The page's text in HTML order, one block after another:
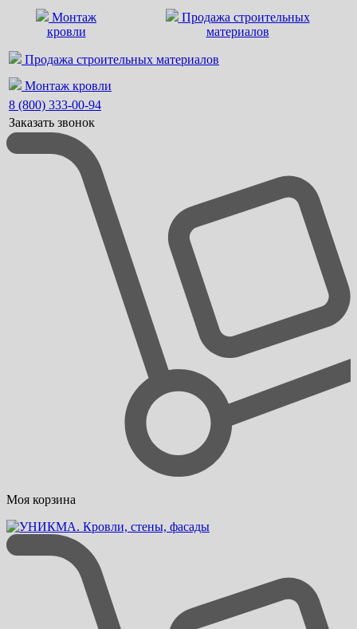
Монтаж
кровли
Продажа строительных
материалов
Продажа строительных материалов
Монтаж кровли
8 (800) 333-00-94
Заказать звонок
Моя корзина